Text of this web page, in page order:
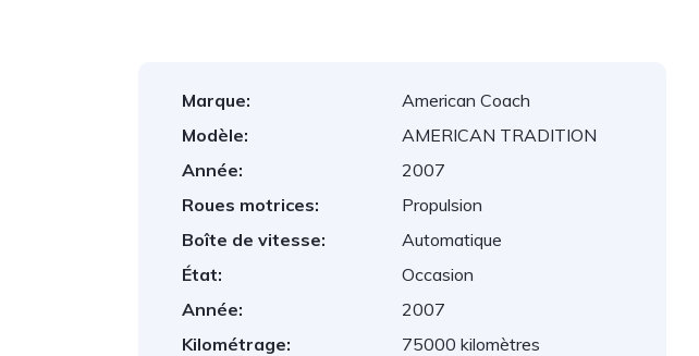
Marque:
American Coach
Modèle:
AMERICAN TRADITION
Année:
2007
Roues motrices:
Propulsion
Boîte de vitesse:
Automatique
État:
Occasion
Année:
2007
Kilométrage:
75000 kilomètres